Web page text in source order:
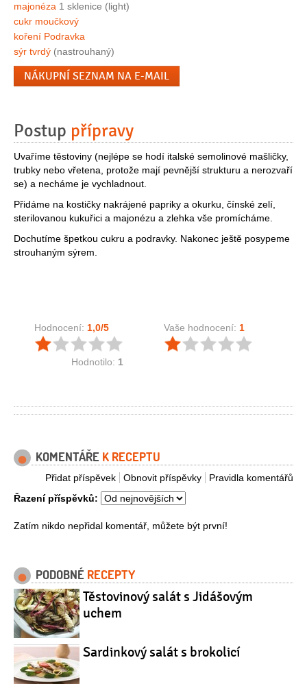
majonéza 1 sklenice (light)
cukr moučkový
koření Podravka
sýr tvrdý (nastrouhaný)
NÁKUPNÍ SEZNAM NA E-MAIL
Postup přípravy
Uvaříme těstoviny (nejlépe se hodí italské semolinové mašličky,
trubky nebo vřetena, protože mají pevnější strukturu a nerozvaří
se) a necháme je vychladnout.
Přidáme na kostičky nakrájené papriky a okurku, čínské zelí,
sterilovanou kukuřici a majonézu a zlehka vše promícháme.
Dochutíme špetkou cukru a podravky. Nakonec ještě posypeme
strouhaným sýrem.
Hodnocení: 1,0/5
Hodnotilo: 1
Vaše hodnocení: 1
KOMENTÁŘE K RECEPTU
Pravidla komentářů
Obnovit příspěvky
Přidat příspěvek
Řazení příspěvků:
Zatím nikdo nepřidal komentář, můžete být první!
PODOBNÉ RECEPTY
Těstovinový salát s Jidášovým
uchem
Sardinkový salát s brokolicí